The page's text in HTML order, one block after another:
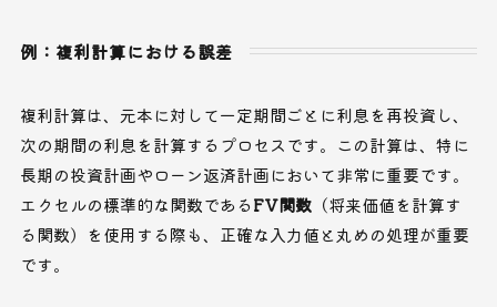
例：複利計算における誤差
複利計算は、元本に対して一定期間ごとに利息を再投資し、
次の期間の利息を計算するプロセスです。この計算は、特に
長期の投資計画やローン返済計画において非常に重要です。
エクセルの標準的な関数であるFV関数（将来価値を計算す
る関数）を使用する際も、正確な入力値と丸めの処理が重要
です。